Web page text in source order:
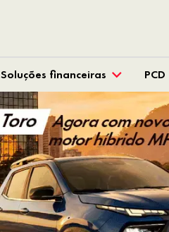
Soluções financeiras PCD